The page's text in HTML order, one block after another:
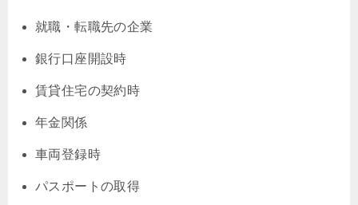
就職・転職先の企業
銀行口座開設時
賃貸住宅の契約時
年金関係
車両登録時
パスポートの取得